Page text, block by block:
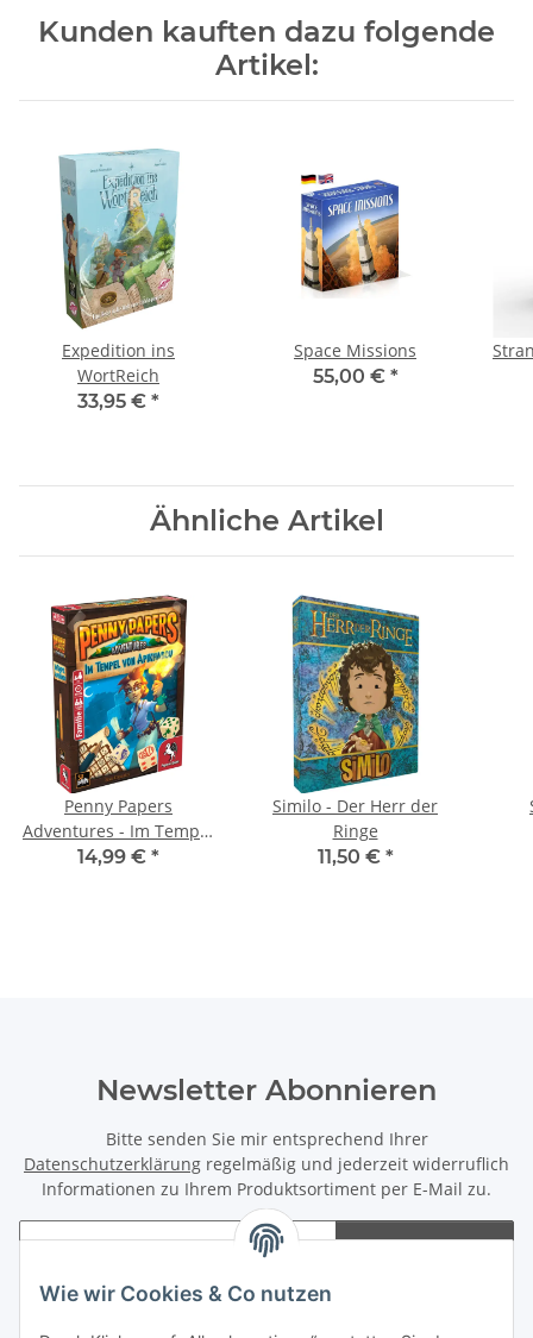
Wie wir Cookies & Co nutzen
Kunden kauften dazu folgende
Artikel:
Expedition ins
WortReich
33,95 € *
Space Missions
55,00 € *
Ähnliche Artikel
Penny Papers
Adventures - Im Tempel
von Apikhabou
14,99 € *
Similo - Der Herr der
Ringe
11,50 € *
Newsletter Abonnieren
Bitte senden Sie mir entsprechend Ihrer
Datenschutzerklärung regelmäßig und jederzeit widerruflich
Informationen zu Ihrem Produktsortiment per E-Mail zu.
Abonnieren
Newsletter Abonnieren
Informationen